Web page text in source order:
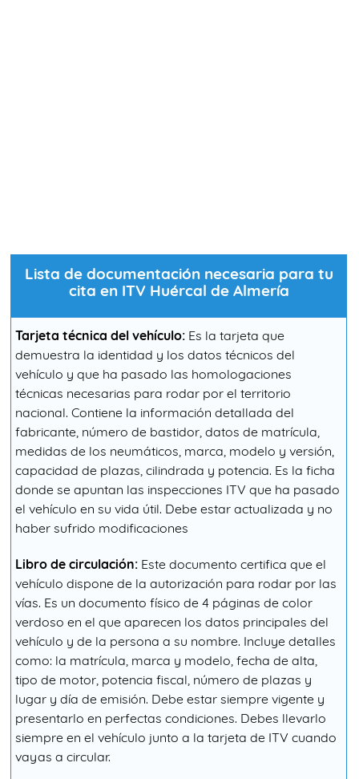
Lista de documentación necesaria para tu
cita en ITV Huércal de Almería
Tarjeta técnica del vehículo: Es la tarjeta que
demuestra la identidad y los datos técnicos del
vehículo y que ha pasado las homologaciones
técnicas necesarias para rodar por el territorio
nacional. Contiene la información detallada del
fabricante, número de bastidor, datos de matrícula,
medidas de los neumáticos, marca, modelo y versión,
capacidad de plazas, cilindrada y potencia. Es la ficha
donde se apuntan las inspecciones ITV que ha pasado
el vehículo en su vida útil. Debe estar actualizada y no
haber sufrido modificaciones
Libro de circulación: Este documento certifica que el
vehículo dispone de la autorización para rodar por las
vías. Es un documento físico de 4 páginas de color
verdoso en el que aparecen los datos principales del
vehículo y de la persona a su nombre. Incluye detalles
como: la matrícula, marca y modelo, fecha de alta,
tipo de motor, potencia fiscal, número de plazas y
lugar y día de emisión. Debe estar siempre vigente y
presentarlo en perfectas condiciones. Debes llevarlo
siempre en el vehículo junto a la tarjeta de ITV cuando
vayas a circular.